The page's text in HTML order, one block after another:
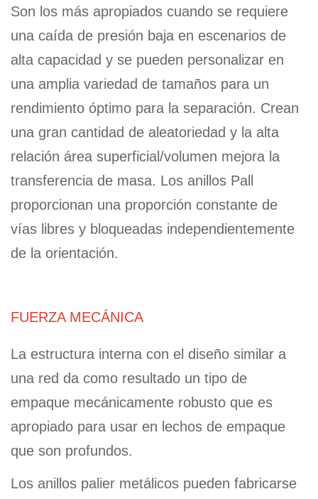
Son los más apropiados cuando se requiere
una caída de presión baja en escenarios de
alta capacidad y se pueden personalizar en
una amplia variedad de tamaños para un
rendimiento óptimo para la separación. Crean
una gran cantidad de aleatoriedad y la alta
relación área superficial/volumen mejora la
transferencia de masa. Los anillos Pall
proporcionan una proporción constante de
vías libres y bloqueadas independientemente
de la orientación.
FUERZA MECÁNICA
La estructura interna con el diseño similar a
una red da como resultado un tipo de
empaque mecánicamente robusto que es
apropiado para usar en lechos de empaque
que son profundos.
Los anillos palier metálicos pueden fabricarse